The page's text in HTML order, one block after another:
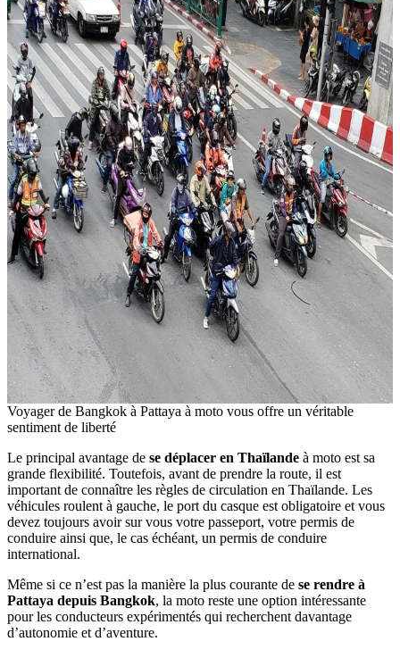
Voyager de Bangkok à Pattaya à moto vous offre un véritable
sentiment de liberté
Le principal avantage de se déplacer en Thaïlande à moto est sa
grande flexibilité. Toutefois, avant de prendre la route, il est
important de connaître les règles de circulation en Thaïlande. Les
véhicules roulent à gauche, le port du casque est obligatoire et vous
devez toujours avoir sur vous votre passeport, votre permis de
conduire ainsi que, le cas échéant, un permis de conduire
international.
Même si ce n’est pas la manière la plus courante de se rendre à
Pattaya depuis Bangkok, la moto reste une option intéressante
pour les conducteurs expérimentés qui recherchent davantage
d’autonomie et d’aventure.